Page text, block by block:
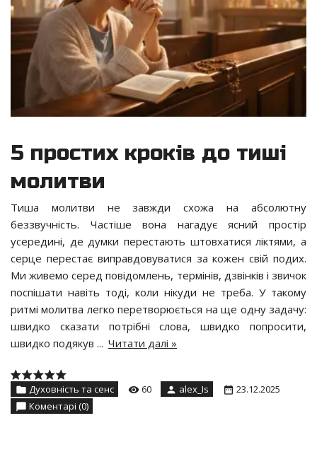
5 простих кроків до тиші
молитви
Тиша молитви не завжди схожа на абсолютну
беззвучність. Частіше вона нагадує ясний простір
усередині, де думки перестають штовхатися ліктями, а
серце перестає виправдовуватися за кожен свій подих.
Ми живемо серед повідомлень, термінів, дзвінків і звичок
поспішати навіть тоді, коли нікуди не треба. У такому
ритмі молитва легко перетворюється на ще одну задачу:
швидко сказати потрібні слова, швидко попросити,
швидко подякув ... Читати далі »
Духовність та сенс 60 alex_Is
23.12.2025
Коментарі (0)